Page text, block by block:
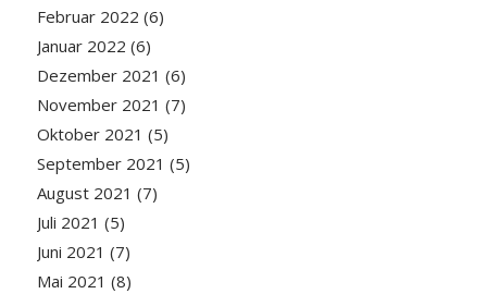
Februar 2022 (6)
Januar 2022 (6)
Dezember 2021 (6)
November 2021 (7)
Oktober 2021 (5)
September 2021 (5)
August 2021 (7)
Juli 2021 (5)
Juni 2021 (7)
Mai 2021 (8)